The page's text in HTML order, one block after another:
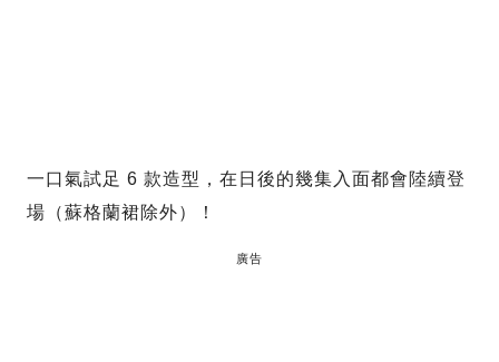
一口氣試足 6 款造型，在日後的幾集入面都會陸續登
場（蘇格蘭裙除外）！
廣告